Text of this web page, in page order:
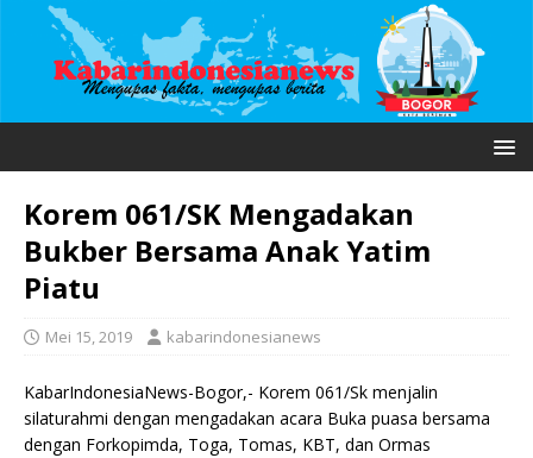
Korem 061/SK Mengadakan
Bukber Bersama Anak Yatim
Piatu
Mei 15, 2019 kabarindonesianews
KabarIndonesiaNews-Bogor,- Korem 061/Sk menjalin
silaturahmi dengan mengadakan acara Buka puasa bersama
dengan Forkopimda, Toga, Tomas, KBT, dan Ormas